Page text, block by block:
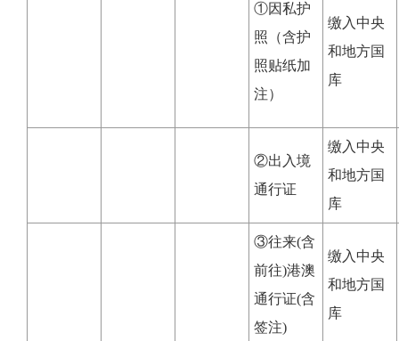
①因私护
照（含护
照贴纸加
注）
缴入中央
和地方国
库
②出入境
通行证
缴入中央
和地方国
库
③往来(含
前往)港澳
通行证(含
签注)
缴入中央
和地方国
库